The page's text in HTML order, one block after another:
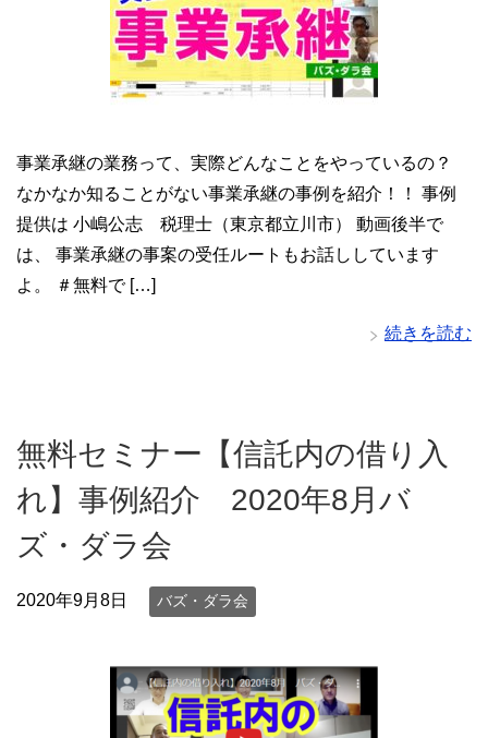
事業承継の業務って、実際どんなことをやっているの？
なかなか知ることがない事業承継の事例を紹介！！ 事例
提供は 小嶋公志 税理士（東京都立川市） 動画後半で
は、 事業承継の事案の受任ルートもお話ししています
よ。 ＃無料で […]
続きを読む
無料セミナー【信託内の借り入
れ】事例紹介 2020年8月バ
ズ・ダラ会
2020年9月8日 バズ・ダラ会